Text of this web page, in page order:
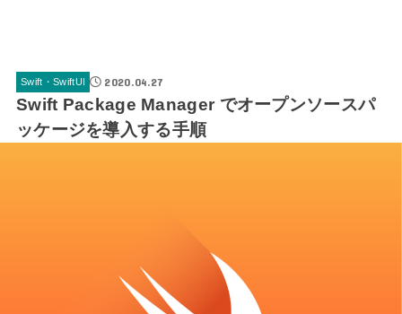
Swift・SwiftUI 2020.04.27
Swift Package Manager でオープンソースパ
ッケージを導入する手順